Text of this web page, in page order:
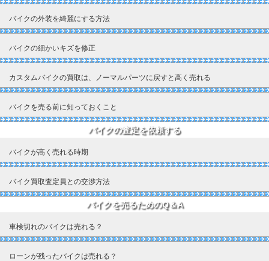
バイクの外装を綺麗にする方法
バイクの細かいキズを修正
カスタムバイクの買取は、ノーマルパーツに戻すと高く売れる
バイクを売る前に知っておくこと
バイクの査定を依頼する
バイクが高く売れる時期
バイク買取査定員との交渉方法
バイクを売るためのQ＆A
車検切れのバイクは売れる？
ローンが残ったバイクは売れる？